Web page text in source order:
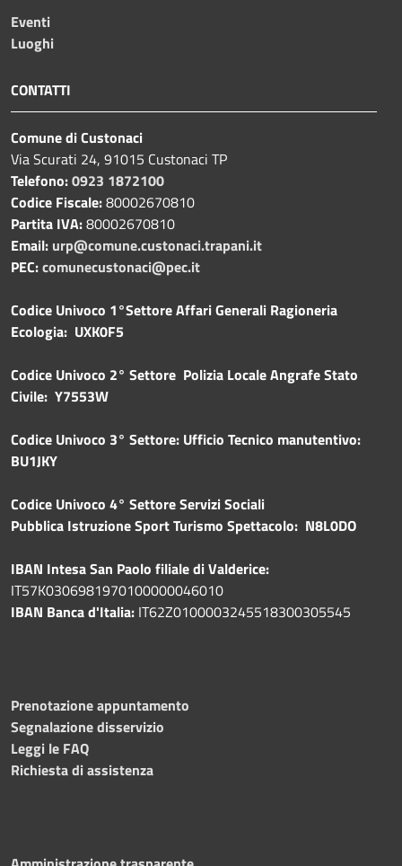
Eventi
Luoghi
CONTATTI
Comune di Custonaci
Via Scurati 24, 91015 Custonaci TP
Telefono:0923 1872100
Codice Fiscale:80002670810
Partita IVA:80002670810
Email: urp@comune.custonaci.trapani.it
PEC:comunecustonaci@pec.it
Codice Univoco 1°Settore Affari Generali Ragioneria
Ecologia: UXK0F5
Codice Univoco 2° Settore Polizia Locale Angrafe Stato
Civile: Y7553W
Codice Univoco 3° Settore: Ufficio Tecnico manutentivo:
BU1JKY
Codice Univoco 4° Settore Servizi Sociali
Pubblica Istruzione Sport Turismo Spettacolo: N8L0DO
IBAN Intesa San Paolo filiale di Valderice:
IT57K0306981970100000046010
IBAN Banca d'Italia: IT62Z0100003245518300305545
Prenotazione appuntamento
Segnalazione disservizio
Leggi le FAQ
Richiesta di assistenza